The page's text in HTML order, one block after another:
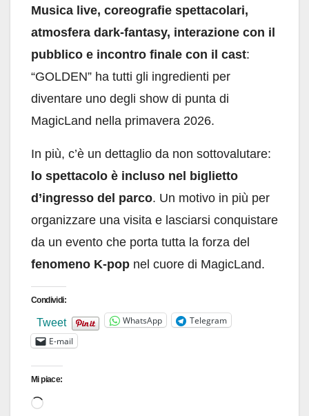
Musica live, coreografie spettacolari,
atmosfera dark-fantasy, interazione con il
pubblico e incontro finale con il cast:
“GOLDEN” ha tutti gli ingredienti per
diventare uno degli show di punta di
MagicLand nella primavera 2026.
In più, c’è un dettaglio da non sottovalutare:
lo spettacolo è incluso nel biglietto
d’ingresso del parco. Un motivo in più per
organizzare una visita e lasciarsi conquistare
da un evento che porta tutta la forza del
fenomeno K-pop nel cuore di MagicLand.
Condividi:
Tweet WhatsApp
Telegram
E-mail
Mi piace:
Caricamento